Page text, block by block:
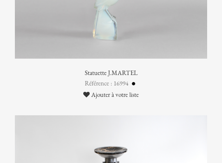
Statuette J.MARTEL
Référence : 16994
Ajouter à votre liste